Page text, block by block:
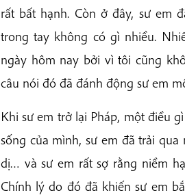
rất bất hạnh. Còn ở đây, sư em
trong tay không có gì nhiều.
ngày hôm nay bởi vì tôi cũng
câu nói đó đã đánh động sư em
Khi sư em trở lại Pháp, một điều
sống của mình, sư em đã trải
dị… và sư em rất sợ rằng niềm
Chính lý do đó đã khiến sư em